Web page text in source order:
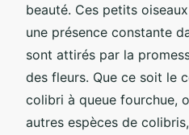
beauté. Ces petits
une présence constante
sont attirés par la
des fleurs. Que ce soit le
colibri à queue fourchue,
autres espèces de